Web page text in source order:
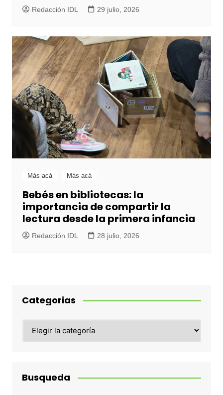
Redacción IDL 29 julio, 2026
Más acá Más acá
Bebés en bibliotecas: la
importancia de compartir la
lectura desde la primera infancia
Redacción IDL 28 julio, 2026
Categorias
Busqueda